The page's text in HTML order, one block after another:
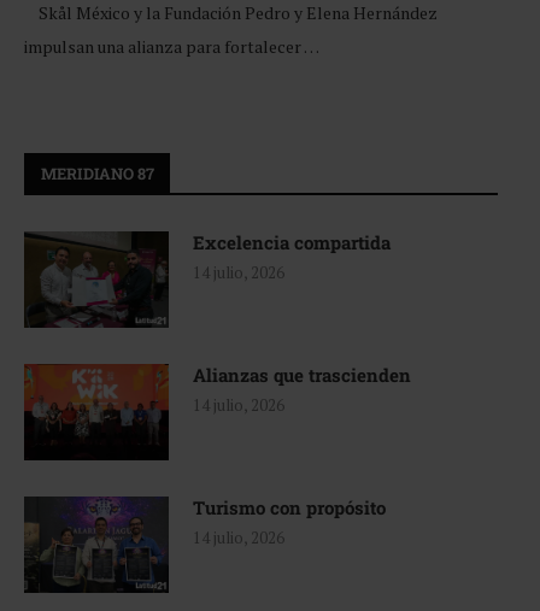
Skål México y la Fundación Pedro y Elena Hernández
impulsan una alianza para fortalecer …
MERIDIANO 87
Excelencia compartida
14 julio, 2026
Alianzas que trascienden
14 julio, 2026
Turismo con propósito
14 julio, 2026